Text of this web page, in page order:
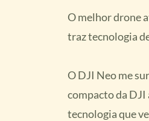
O melhor drone
traz tecnologia
O DJI Neo me
compacto da DJI
tecnologia que